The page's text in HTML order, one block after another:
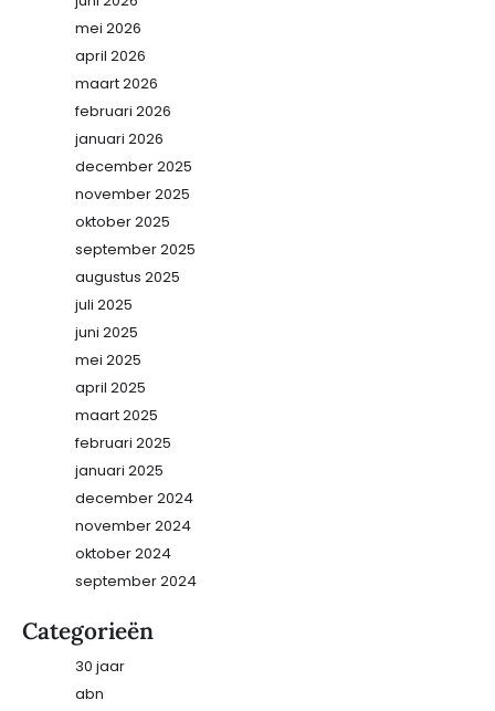
mei 2026
april 2026
maart 2026
februari 2026
januari 2026
december 2025
november 2025
oktober 2025
september 2025
augustus 2025
juli 2025
juni 2025
mei 2025
april 2025
maart 2025
februari 2025
januari 2025
december 2024
november 2024
oktober 2024
september 2024
Categorieën
30 jaar
abn